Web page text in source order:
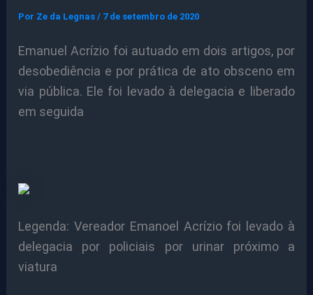
Por Ze da Legnas/ 7 de setembro de 2020
Emanuel Acrízio foi autuado em dois artigos, por
desobediência e por prática de ato obsceno em
via pública. Ele foi levado à delegacia e liberado
em seguida
Legenda: Vereador Emanoel Acrízio foi levado à
delegacia por policiais por urinar próximo a
viatura